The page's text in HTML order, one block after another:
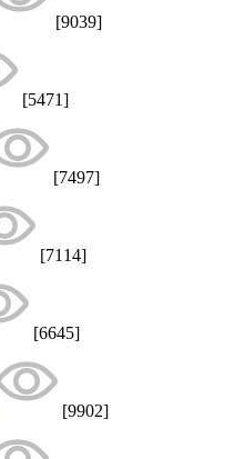
[9039]
[5471]
[7497]
[7114]
[6645]
[9902]